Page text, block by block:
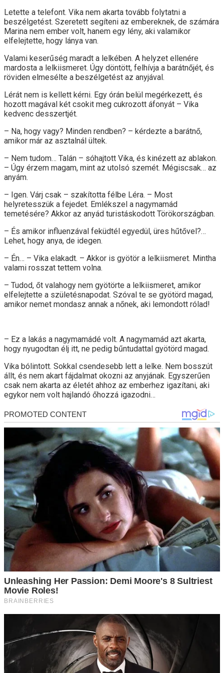
Letette a telefont. Vika nem akarta tovább folytatni a
beszélgetést. Szeretett segíteni az embereknek, de számára
Marina nem ember volt, hanem egy lény, aki valamikor
elfelejtette, hogy lánya van.
Valami keserűség maradt a lelkében. A helyzet ellenére
mardosta a lelkiismeret. Úgy döntött, felhívja a barátnőjét, és
röviden elmesélte a beszélgetést az anyjával.
Lérát nem is kellett kérni. Egy órán belül megérkezett, és
hozott magával két csokit meg cukrozott áfonyát – Vika
kedvenc desszertjét.
– Na, hogy vagy? Minden rendben? – kérdezte a barátnő,
amikor már az asztalnál ültek.
– Nem tudom… Talán – sóhajtott Vika, és kinézett az ablakon.
– Úgy érzem magam, mint az utolsó szemét. Mégiscsak… az
anyám.
– Igen. Várj csak – szakította félbe Léra. – Most
helyretesszük a fejedet. Emlékszel a nagymamád
temetésére? Akkor az anyád turistáskodott Törökországban.
– És amikor influenzával feküdtél egyedül, üres hűtővel?…
Lehet, hogy anya, de idegen.
– Én… – Vika elakadt. – Akkor is gyötör a lelkiismeret. Mintha
valami rosszat tettem volna.
– Tudod, őt valahogy nem gyötörte a lelkiismeret, amikor
elfelejtette a születésnapodat. Szóval te se gyötörd magad,
amikor nemet mondasz annak a nőnek, aki lemondott rólad!
– Ez a lakás a nagymamádé volt. A nagymamád azt akarta,
hogy nyugodtan élj itt, ne pedig bűntudattal gyötörd magad.
Vika bólintott. Sokkal csendesebb lett a lelke. Nem bosszút
állt, és nem akart fájdalmat okozni az anyjának. Egyszerűen
csak nem akarta az életét ahhoz az emberhez igazítani, aki
egykor nem volt hajlandó őhozzá igazodni…